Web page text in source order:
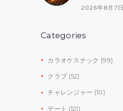
2026年8月7日
Categories
カラオケスナック (99)
クラブ (52)
チャレンジャー (10)
デート (121)